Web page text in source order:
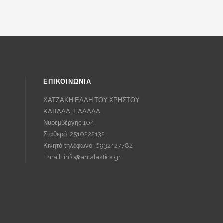
ΕΠΙΚΟΙΝΩΝΙΑ
ΧΑΤΖΑΚΗ ΕΛΛΗ ΤΟΥ ΧΡΗΣΤΟΥ
ΚΑΒΑΛΑ, ΕΛΛΑΔΑ
Νυρεμβέργης 104
Σταθερό: 2510222132
Κινητό τηλέφωνο: 6932427782
Email: info@antalaktica.gr